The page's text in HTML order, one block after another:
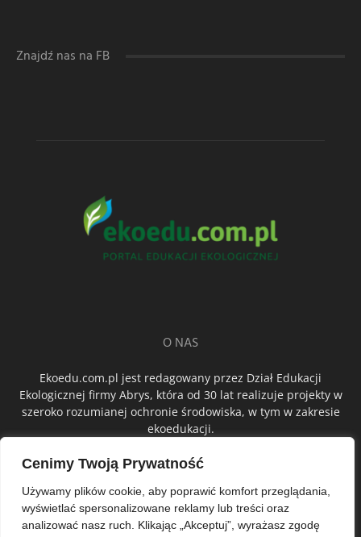
Cenimy Twoją Prywatność
Używamy plików cookie, aby poprawić komfort przeglądania,
wyświetlać spersonalizowane reklamy lub treści oraz
analizować nasz ruch. Klikając „Akceptuj”, wyrażasz zgodę
Znajdź nas na FB
O NAS
Ekoedu.com.pl jest redagowany przez Dział Edukacji
Ekologicznej firmy Abrys, która od 30 lat realizuje projekty w
szeroko rozumianej ochronie środowiska, w tym w zakresie
ekoedukacji.
ŚLEDŹ NAS